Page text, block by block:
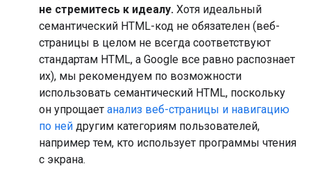
не стремитесь к идеалу. Хотя идеальный
семантический HTML-код не обязателен (веб-
страницы в целом не всегда соответствуют
стандартам HTML, а Google все равно распознает
их), мы рекомендуем по возможности
использовать семантический HTML, поскольку
он упрощает анализ веб-страницы и навигацию
по ней другим категориям пользователей,
например тем, кто использует программы чтения
с экрана.